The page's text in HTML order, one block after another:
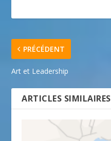
PRÉCÉDENT
Art et Leadership
ARTICLES SIMILAIRES